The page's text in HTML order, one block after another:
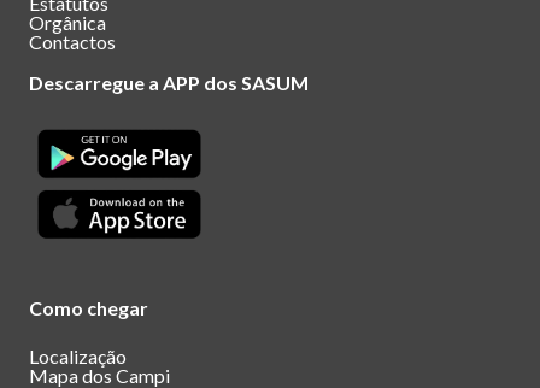
Orgânica
Contactos
Descarregue a APP dos SASUM
Como chegar
Localização
Mapa dos Campi